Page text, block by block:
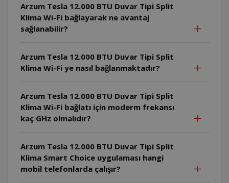
Arzum Tesla 12.000 BTU Duvar Tipi Split
Klima Wi-Fi bağlayarak ne avantaj
sağlanabilir?
Arzum Tesla 12.000 BTU Duvar Tipi Split
Klima Wi-Fi ye nasıl bağlanmaktadır?
Arzum Tesla 12.000 BTU Duvar Tipi Split
Klima Wi-Fi bağlatı için moderm frekansı
kaç GHz olmalıdır?
Arzum Tesla 12.000 BTU Duvar Tipi Split
Klima Smart Choice uygulaması hangi
mobil telefonlarda çalışır?